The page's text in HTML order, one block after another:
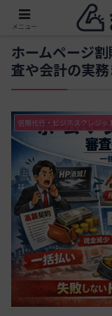
ホームページ
査や会計の実
信販代行・ビジネスクレジッ
メニュー